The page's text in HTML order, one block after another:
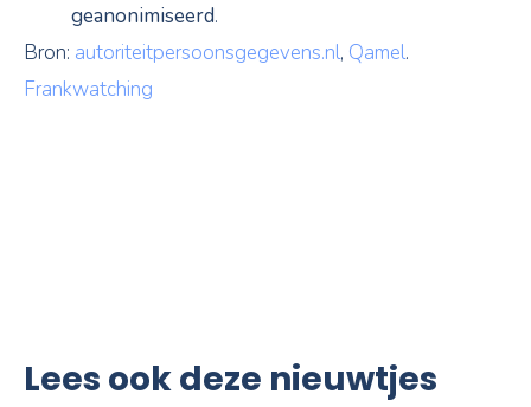
geanonimiseerd.
Bron: autoriteitpersoonsgegevens.nl, Qamel.
Frankwatching
Lees ook deze nieuwtjes